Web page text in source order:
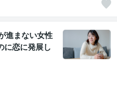
進まない女性
に恋に発展し